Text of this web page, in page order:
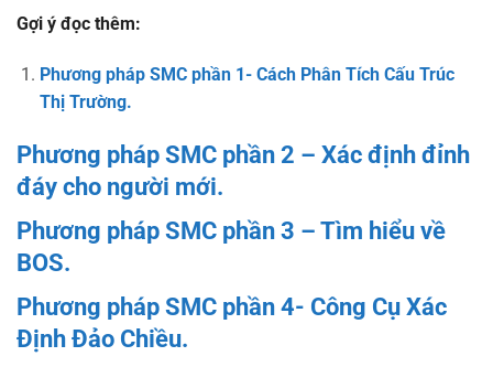
Gợi ý đọc thêm:
Phương pháp SMC phần 1- Cách Phân Tích Cấu Trúc
Thị Trường.
Phương pháp SMC phần 2 – Xác định đỉnh
đáy cho người mới.
Phương pháp SMC phần 3 – Tìm hiểu về
BOS.
Phương pháp SMC phần 4- Công Cụ Xác
Định Đảo Chiều.